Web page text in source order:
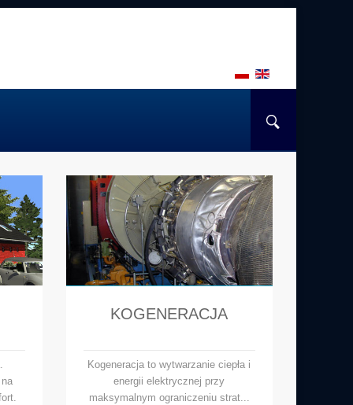
KOGENERACJA
Kogeneracja to wytwarzanie ciepła i
energii elektrycznej przy
maksymalnym ograniczeniu strat...